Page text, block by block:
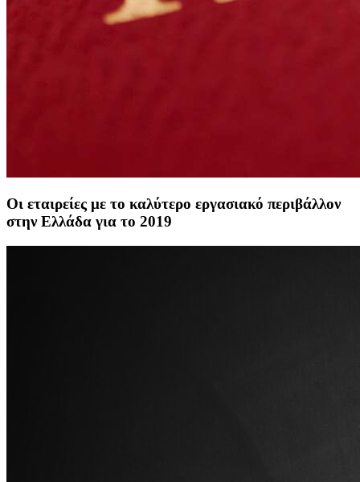
Οι εταιρείες με το καλύτερο εργασιακό περιβάλλον
στην Ελλάδα για το 2019